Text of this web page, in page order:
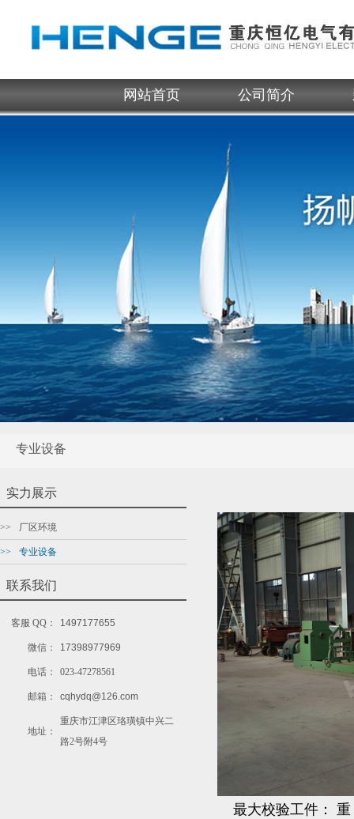
网站首页 公司简介
专业设备
最大校验工件：
实力展示
>> 厂区环境
>> 专业设备
联系我们
客服 QQ： 1497177655
微信： 17398977969
电话： 023-47278561
邮箱： cqhydq@126.com
地址：
重庆市江津区珞璜镇中兴二
路2号附4号